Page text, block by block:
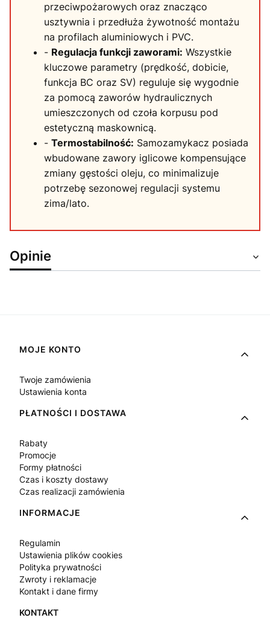
przeciwpożarowych oraz znacząco
usztywnia i przedłuża żywotność montażu
na profilach aluminiowych i PVC.
- Regulacja funkcji zaworami: Wszystkie
kluczowe parametry (prędkość, dobicie,
funkcja BC oraz SV) reguluje się wygodnie
za pomocą zaworów hydraulicznych
umieszczonych od czoła korpusu pod
estetyczną maskownicą.
- Termostabilność: Samozamykacz posiada
wbudowane zawory iglicowe kompensujące
zmiany gęstości oleju, co minimalizuje
potrzebę sezonowej regulacji systemu
zima/lato.
Opinie
Linki w stopce
MOJE KONTO
Twoje zamówienia
Ustawienia konta
PŁATNOŚCI I DOSTAWA
Rabaty
Promocje
Formy płatności
Czas i koszty dostawy
Czas realizacji zamówienia
INFORMACJE
Regulamin
Ustawienia plików cookies
Polityka prywatności
Zwroty i reklamacje
Kontakt i dane firmy